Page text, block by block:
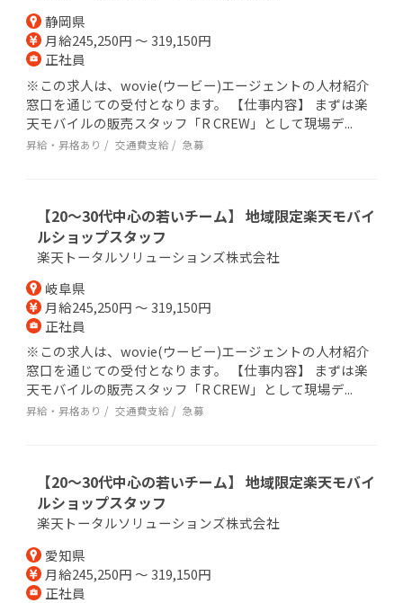
静岡県
月給245,250円 ～ 319,150円
正社員
※この求人は、wovie(ウービー)エージェントの人材紹介
窓口を通じての受付となります。 【仕事内容】 まずは楽
天モバイルの販売スタッフ「R CREW」として現場デ...
昇給・昇格あり 交通費支給 急募
【20～30代中心の若いチーム】 地域限定楽天モバイ
ルショップスタッフ
楽天トータルソリューションズ株式会社
岐阜県
月給245,250円 ～ 319,150円
正社員
※この求人は、wovie(ウービー)エージェントの人材紹介
窓口を通じての受付となります。 【仕事内容】 まずは楽
天モバイルの販売スタッフ「R CREW」として現場デ...
昇給・昇格あり 交通費支給 急募
【20～30代中心の若いチーム】 地域限定楽天モバイ
ルショップスタッフ
楽天トータルソリューションズ株式会社
愛知県
月給245,250円 ～ 319,150円
正社員